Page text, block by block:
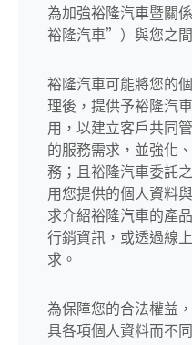
為加強裕隆汽車暨關
裕隆汽車”）與您之間
裕隆汽車可能將您的
理後，提供予裕隆汽
用，以建立客戶共同
的服務需求，並強化
務；且裕隆汽車委託
用您提供的個人資料
求介紹裕隆汽車的產
行銷資訊，或透過線
求。
為保障您的合法權益
具各項個人資料而不